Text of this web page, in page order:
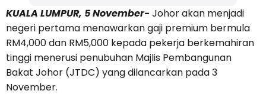
KUALA LUMPUR, 5 November-Johor akan menjadi
negeri pertama menawarkan gaji premium bermula
RM4,000 dan RM5,000 kepada pekerja berkemahiran
tinggi menerusi penubuhan Majlis Pembangunan
Bakat Johor (JTDC) yang dilancarkan pada 3
November.